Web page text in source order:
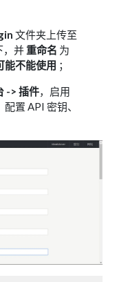
文件夹上传至
，并重命名 为
能不能使用 ；
-> 插件，启用
置 API 密钥、